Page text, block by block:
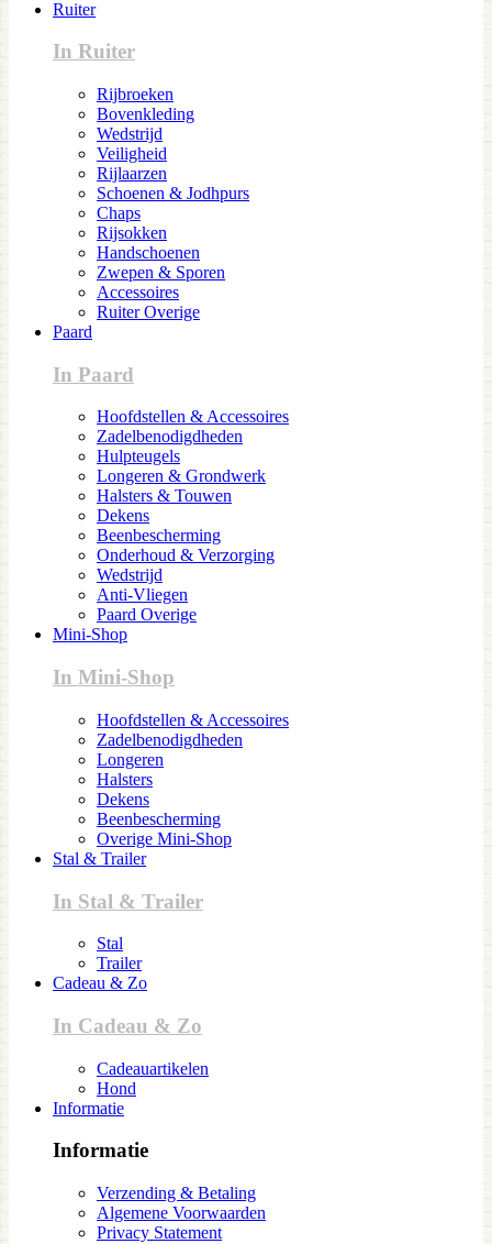
Ruiter
In Ruiter
Rijbroeken
Bovenkleding
Wedstrijd
Veiligheid
Rijlaarzen
Schoenen & Jodhpurs
Chaps
Rijsokken
Handschoenen
Zwepen & Sporen
Accessoires
Ruiter Overige
Paard
In Paard
Hoofdstellen & Accessoires
Zadelbenodigdheden
Hulpteugels
Longeren & Grondwerk
Halsters & Touwen
Dekens
Beenbescherming
Onderhoud & Verzorging
Wedstrijd
Anti-Vliegen
Paard Overige
Mini-Shop
In Mini-Shop
Hoofdstellen & Accessoires
Zadelbenodigdheden
Longeren
Halsters
Dekens
Beenbescherming
Overige Mini-Shop
Stal & Trailer
In Stal & Trailer
Stal
Trailer
Cadeau & Zo
In Cadeau & Zo
Cadeauartikelen
Hond
Informatie
Informatie
Verzending & Betaling
Algemene Voorwaarden
Privacy Statement